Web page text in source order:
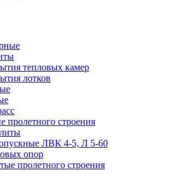
тепловых камер
лотков
пролетного строения
ЛВК 4-5, Л 5-60
опор
пролетного строения